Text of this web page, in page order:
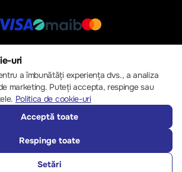
© 2013 – 2026 ECOM
uri
a îmbunătăți experiența dvs., a analiza
marketing. Puteți accepta, respinge sau
Politica de cookie-uri
Acceptă toate
Respinge toate
Setări